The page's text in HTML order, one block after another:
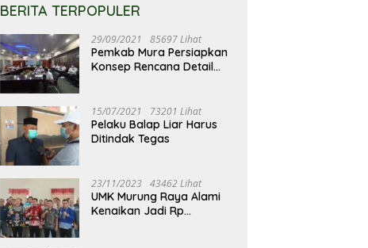
BERITA TERPOPULER
29/09/2021 85697 Lihat
Pemkab Mura Persiapkan
Konsep Rencana Detail
15/07/2021 73201 Lihat
Pelaku Balap Liar Harus
Ditindak Tegas
23/11/2023 43462 Lihat
UMK Murung Raya Alami
Kenaikan Jadi Rp